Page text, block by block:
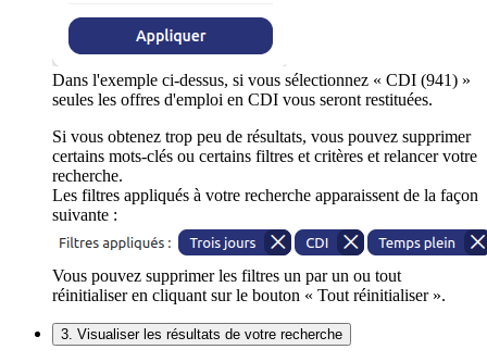
Dans l'exemple ci-dessus, si vous sélectionnez « CDI (941) »
seules les offres d'emploi en CDI vous seront restituées.
Si vous obtenez trop peu de résultats, vous pouvez supprimer
certains mots-clés ou certains filtres et critères et relancer votre
recherche.
Les filtres appliqués à votre recherche apparaissent de la façon
suivante :
Vous pouvez supprimer les filtres un par un ou tout
réinitialiser en cliquant sur le bouton « Tout réinitialiser ».
3. Visualiser les résultats de votre recherche